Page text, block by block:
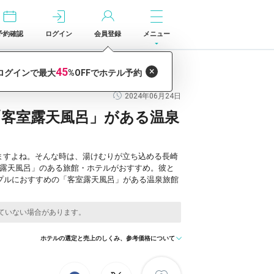
約確認 ログイン 会員登録 メニュー
2024年06月24日
室露天風呂」がある温泉
よね。そんな時は、湯けむりが立ち込める長崎
天風呂」のある旅館・ホテルがおすすめ。彼と
におすすめの「客室露天風呂」がある温泉旅館
ホテルの選定と売上のしくみ、参考価格について